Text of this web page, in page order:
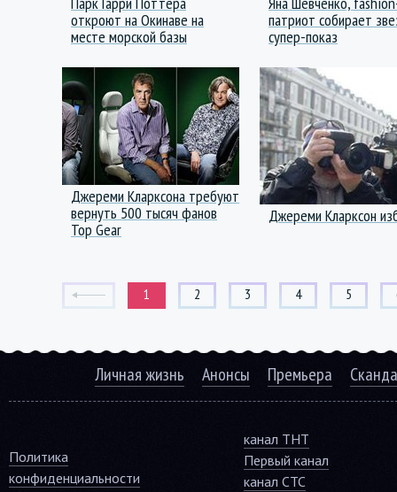
откроют на Окинаве на
месте морской базы
патриот собирает
супер-показ
Джереми Кларксона требуют
вернуть 500 тысяч фанов
Top Gear
Джереми Кларксон
1 2 3 4 5
Личная жизнь Анонсы Премьера
Политика
конфиденциальности
канал ТНТ
Первый канал
канал СТС